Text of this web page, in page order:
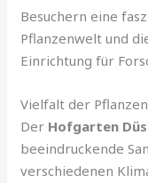
Besuchern eine
Pflanzenwelt und
Einrichtung für
Vielfalt der
Der Hofgarten
beeindruckende
verschiedenen